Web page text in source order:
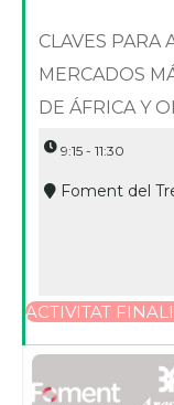
CLAVES PARA
MERCADOS
DE ÁFRICA Y
9:15 - 11:30
Foment del
ACTIVITAT